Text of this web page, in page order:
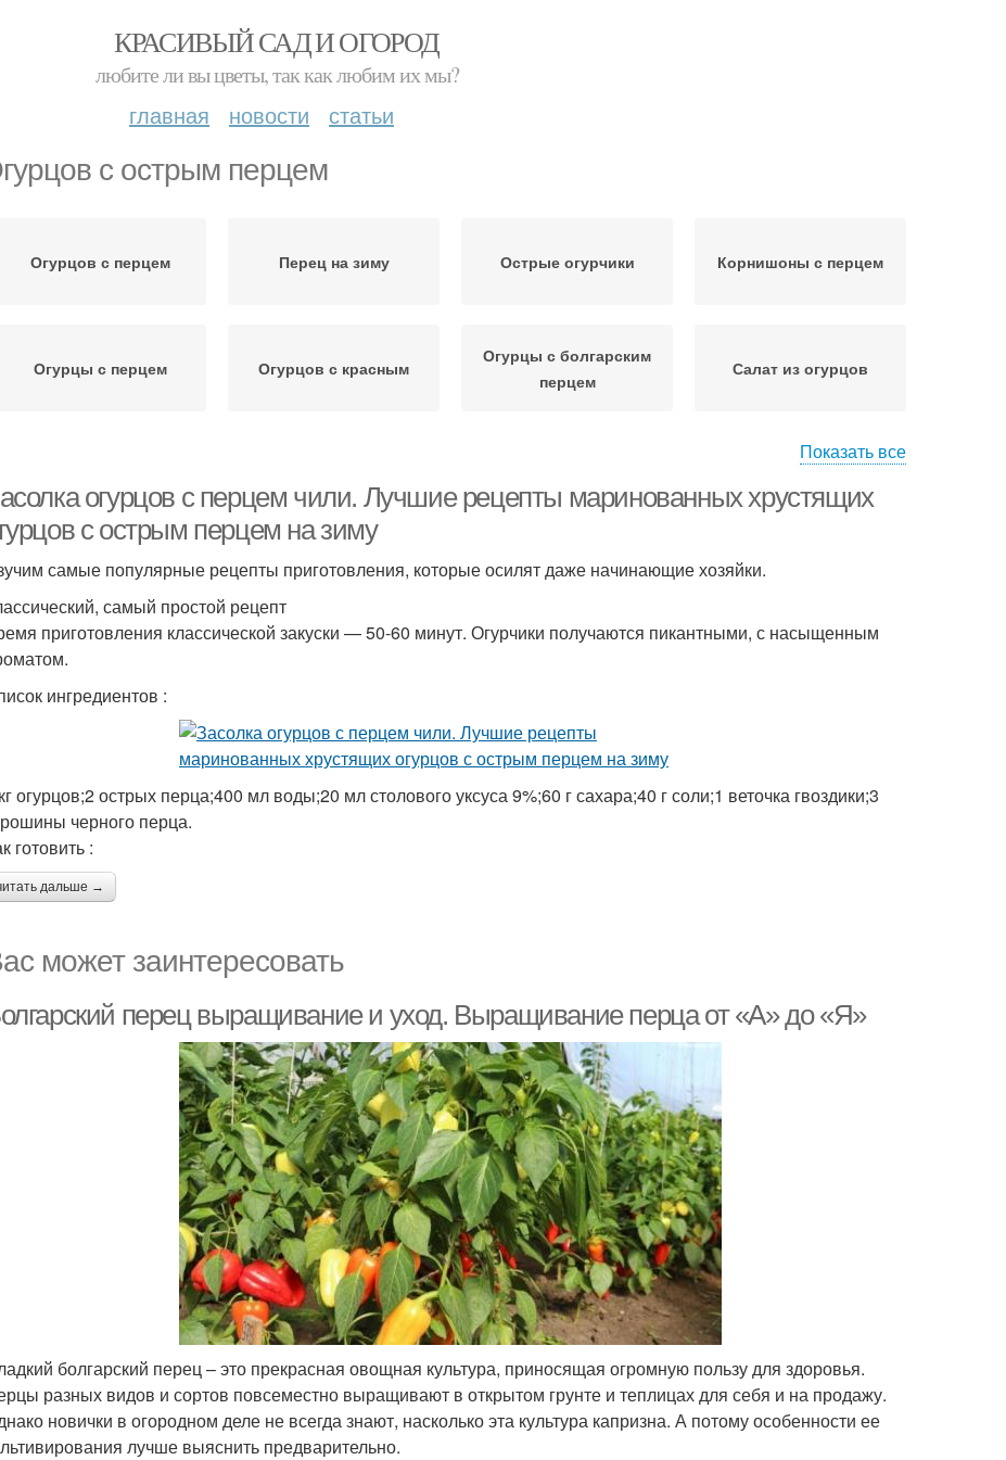
КРАСИВЫЙ САД И ОГОРОД
любите ли вы цветы, так как любим их мы?
главная новости статьи
с острым перцем
Огурцов с перцем Перец на зиму Острые огурчики Корнишоны с перцем
Огурцы с перцем Огурцов с красным
Огурцы с болгарским
перцем
Салат из огурцов
красным
Острые огурцы
Показать все
огурцов с перцем чили. Лучшие рецепты маринованных хрустящих
с острым перцем на зиму
самые популярные рецепты приготовления, которые осилят даже начинающие хозяйки.
самый простой рецепт
приготовления классической закуски — 50-60 минут. Огурчики получаются пикантными, с насыщенным
ингредиентов :
огурцов;2 острых перца;400 мл воды;20 мл столового уксуса 9%;60 г сахара;40 г соли;1 веточка гвоздики;3
черного перца.
готовить :
дальше →
может заинтересовать
перец выращивание и уход. Выращивание перца от «А» до «Я»
болгарский перец – это прекрасная овощная культура, приносящая огромную пользу для здоровья.
разных видов и сортов повсеместно выращивают в открытом грунте и теплицах для себя и на продажу.
новички в огородном деле не всегда знают, насколько эта культура капризна. А потому особенности ее
лучше выяснить предварительно.